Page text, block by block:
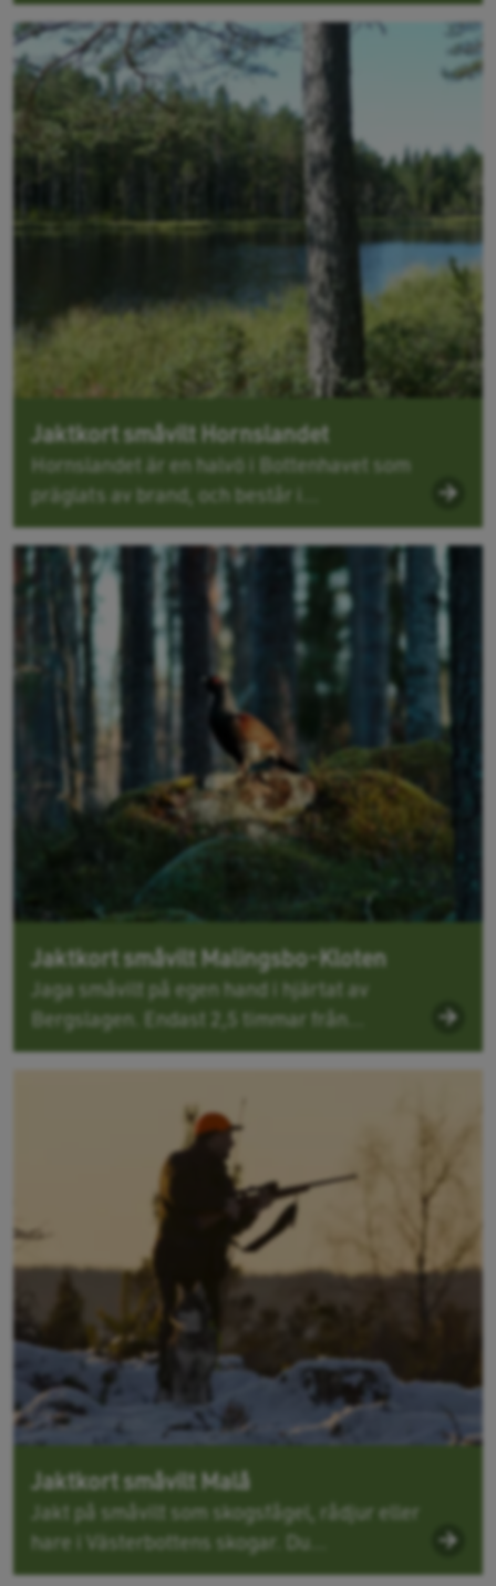
Jaktkort småvilt Hornslandet
Hornslandet är en halvö i Bottenhavet som
präglats av brand, och består i...
Jaktkort småvilt Malingsbo-Kloten
Jaga småvilt på egen hand i hjärtat av
Bergslagen. Endast 2,5 timmar från...
Jaktkort småvilt Malå
Jakt på småvilt som skogsfågel, rådjur eller
hare i Västerbottens skogar. Du...